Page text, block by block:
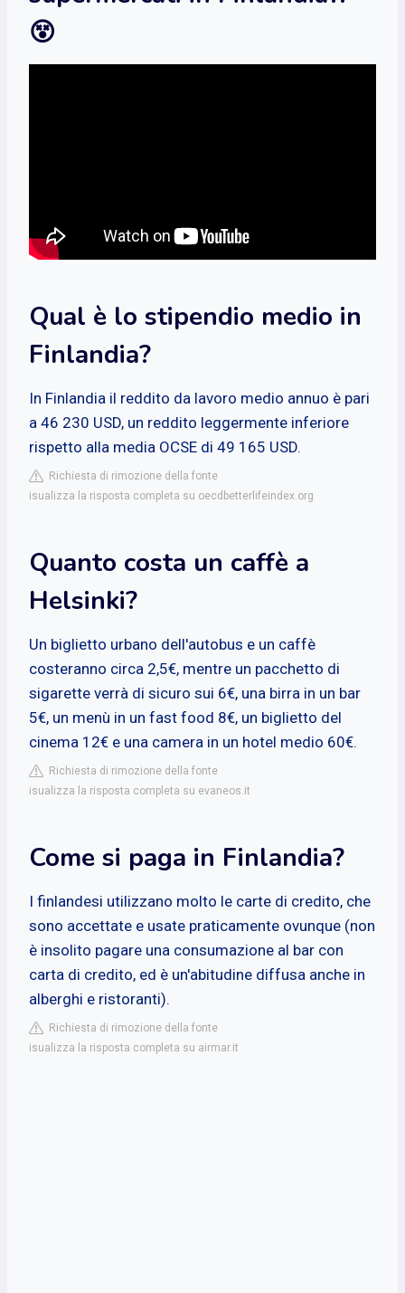
😵
Qual è lo stipendio medio in
Finlandia?
In Finlandia il reddito da lavoro medio annuo è pari
a 46 230 USD, un reddito leggermente inferiore
rispetto alla media OCSE di 49 165 USD.
Richiesta di rimozione della fonte
isualizza la risposta completa su oecdbetterlifeindex.org
Quanto costa un caffè a
Helsinki?
Un biglietto urbano dell'autobus e un caffè
costeranno circa 2,5€, mentre un pacchetto di
sigarette verrà di sicuro sui 6€, una birra in un bar
5€, un menù in un fast food 8€, un biglietto del
cinema 12€ e una camera in un hotel medio 60€.
Richiesta di rimozione della fonte
isualizza la risposta completa su evaneos.it
Come si paga in Finlandia?
I finlandesi utilizzano molto le carte di credito, che
sono accettate e usate praticamente ovunque (non
è insolito pagare una consumazione al bar con
carta di credito, ed è un'abitudine diffusa anche in
alberghi e ristoranti).
Richiesta di rimozione della fonte
isualizza la risposta completa su airmar.it